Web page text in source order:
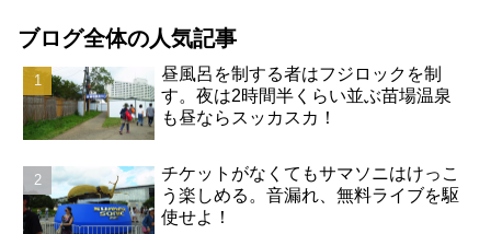
ブログ全体の人気記事
昼風呂を制する者はフジロックを制
す。夜は2時間半くらい並ぶ苗場温泉
も昼ならスッカスカ！
チケットがなくてもサマソニはけっこ
う楽しめる。音漏れ、無料ライブを駆
使せよ！